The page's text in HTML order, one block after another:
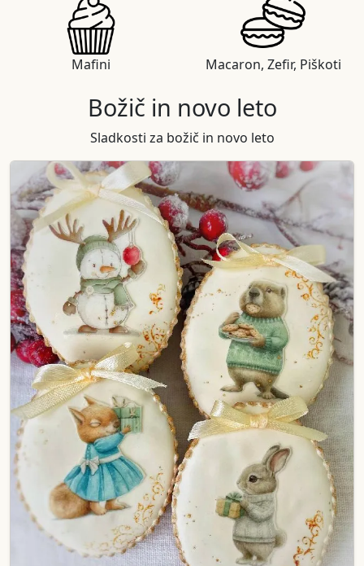
Mafini Macaron, Zefir, Piškoti
Božič in novo leto
Sladkosti za božič in novo leto